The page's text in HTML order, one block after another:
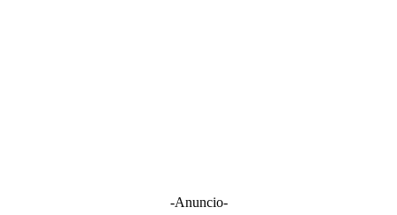
-Anuncio-